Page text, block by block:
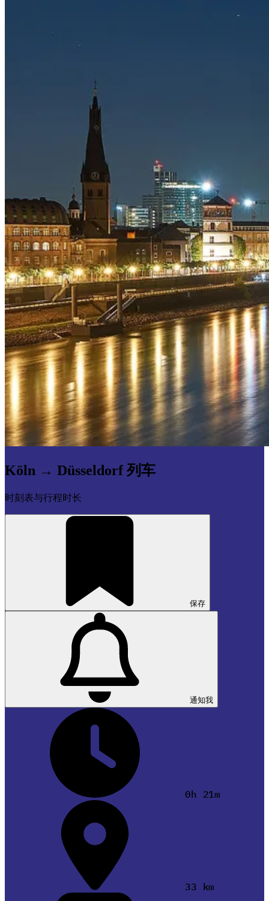
Köln → Düsseldorf 列车
时刻表与行程时长
保存
通知我
0h 21m
33 km